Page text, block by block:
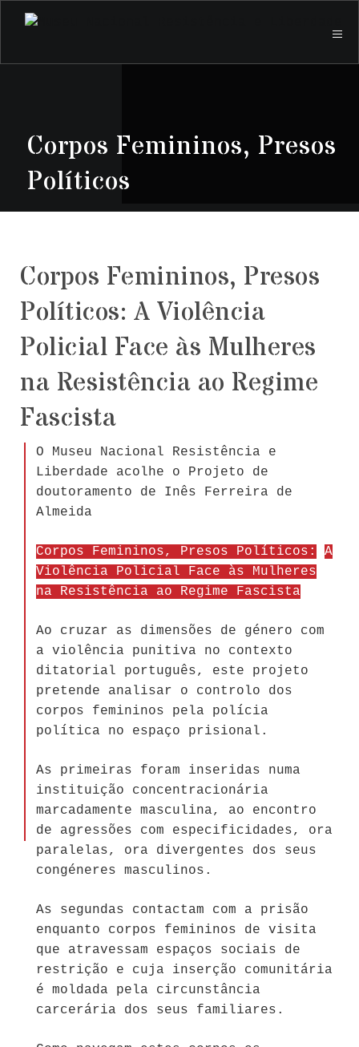
Corpos Femininos, Presos
Políticos
Corpos Femininos, Presos
Políticos: A Violência
Policial Face às Mulheres
na Resistência ao Regime
Fascista
O Museu Nacional Resistência e
Liberdade acolhe o Projeto de
doutoramento de Inês Ferreira de
Almeida
Corpos Femininos, Presos Políticos:
A
Violência Policial Face às Mulheres
na Resistência ao Regime Fascista
Ao cruzar as dimensões de género com
a violência punitiva no contexto
ditatorial português, este projeto
pretende analisar o controlo dos
corpos femininos pela polícia
política no espaço prisional.
As primeiras foram inseridas numa
instituição concentracionária
marcadamente masculina, ao encontro
de agressões com especificidades, ora
paralelas, ora divergentes dos seus
congéneres masculinos.
As segundas contactam com a prisão
enquanto corpos femininos de visita
que atravessam espaços sociais de
restrição e cuja inserção comunitária
é moldada pela circunstância
carcerária dos seus familiares.